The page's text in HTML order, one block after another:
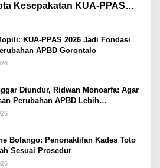
Kesepakatan KUA-PPAS
KUA-PPAS 2026 Jadi Fondasi
APBD Gorontalo
Diundur, Ridwan Monoarfa: Agar
Perubahan APBD Lebih
Bolango: Penonaktifan Kades Toto
Sesuai Prosedur